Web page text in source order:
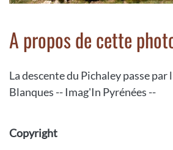
A propos de cette
La descente du Pichaley passe par
Blanques -- Imag'In Pyrénées --
Copyright